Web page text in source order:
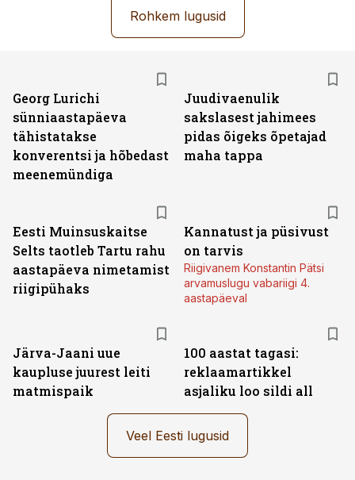
Rohkem lugusid
Georg Lurichi
sünniaastapäeva
tähistatakse
konverentsi ja hõbedast
meenemündiga
Juudivaenulik
sakslasest jahimees
pidas õigeks õpetajad
maha tappa
Eesti Muinsuskaitse
Selts taotleb Tartu rahu
aastapäeva nimetamist
riigipühaks
Kannatust ja püsivust
on tarvis
Riigivanem Konstantin Pätsi
arvamuslugu vabariigi 4.
aastapäeval
Järva-Jaani uue
kaupluse juurest leiti
matmispaik
100 aastat tagasi:
reklaamartikkel
asjaliku loo sildi all
Veel Eesti lugusid